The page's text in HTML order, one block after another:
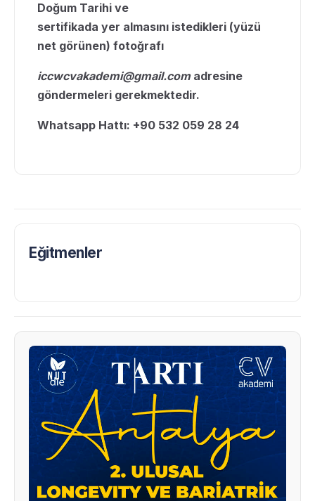
Doğum Tarihi ve
sertifikada yer almasını istedikleri (yüzü
net görünen) fotoğrafı
iccwcvakademi@gmail.comadresine
göndermeleri gerekmektedir.
Whatsapp Hattı: +90 532 059 28 24
Eğitmenler